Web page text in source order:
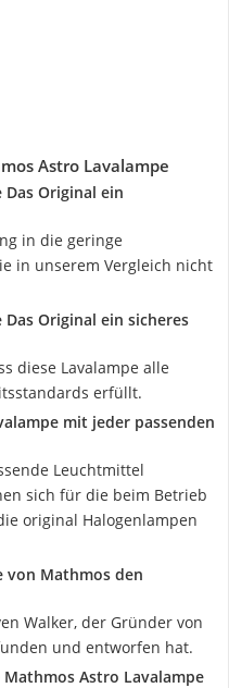
Astro Lavalampe
Original ein
in die geringe
in unserem Vergleich nicht
Original ein sicheres
diese Lavalampe alle
erfüllt.
mit jeder passenden
Leuchtmittel
sich für die beim Betrieb
original Halogenlampen
von Mathmos den
Walker, der Gründer von
und entworfen hat.
Astro Lavalampe